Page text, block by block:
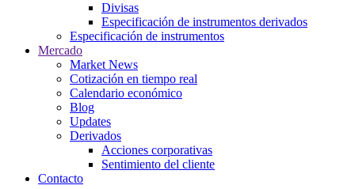
Divisas
Especificación de instrumentos derivados
Especificación de instrumentos
Mercado
Market News
Cotización en tiempo real
Calendario económico
Blog
Updates
Derivados
Acciones corporativas
Sentimiento del cliente
Contacto